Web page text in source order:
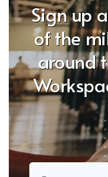
Sign up
of the
around